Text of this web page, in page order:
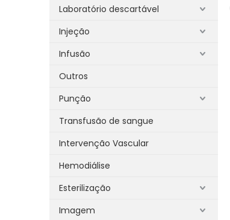
Laboratório descartável
Injeção
Infusão
Outros
Punção
Transfusão de sangue
Intervenção Vascular
Hemodiálise
Esterilização
Imagem